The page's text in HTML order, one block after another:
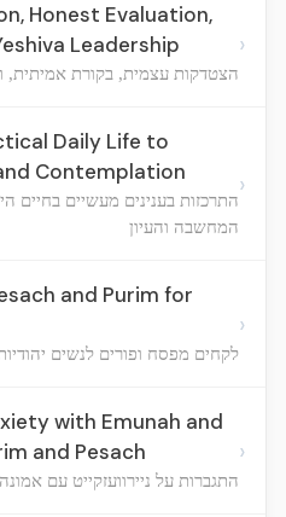
Honest Evaluation,
Leadership
הצטדקות עצמית, בקורת אמיתית,
›
Daily Life to
Contemplation
התרכזות בענינים מעשיים בחיים
המחשבה והעיון
›
and Purim for
לקחים מפסח ופורים לנשים
›
with Emunah and
and Pesach
התגברות על ניירוועזקייט עם
›